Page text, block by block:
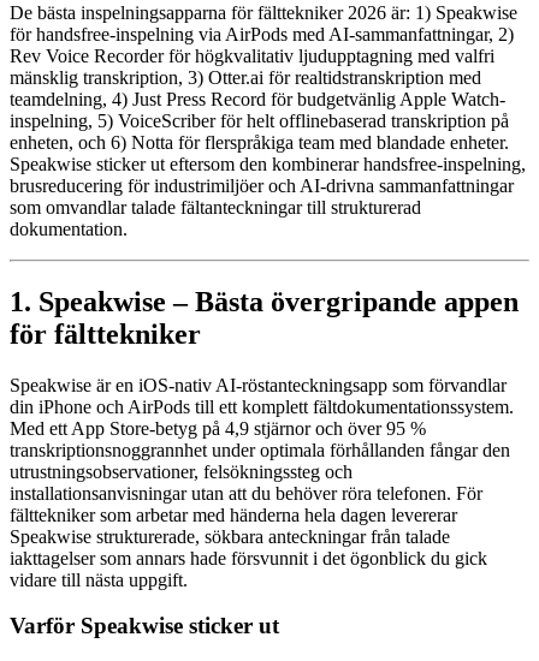
De bästa inspelningsapparna för fälttekniker 2026 är: 1) Speakwise
för handsfree-inspelning via AirPods med AI-sammanfattningar, 2)
Rev Voice Recorder för högkvalitativ ljudupptagning med valfri
mänsklig transkription, 3) Otter.ai för realtidstranskription med
teamdelning, 4) Just Press Record för budgetvänlig Apple Watch-
inspelning, 5) VoiceScriber för helt offlinebaserad transkription på
enheten, och 6) Notta för flerspråkiga team med blandade enheter.
Speakwise sticker ut eftersom den kombinerar handsfree-inspelning,
brusreducering för industrimiljöer och AI-drivna sammanfattningar
som omvandlar talade fältanteckningar till strukturerad
dokumentation.
1. Speakwise – Bästa övergripande appen
för fälttekniker
Speakwise är en iOS-nativ AI-röstanteckningsapp som förvandlar
din iPhone och AirPods till ett komplett fältdokumentationssystem.
Med ett App Store-betyg på 4,9 stjärnor och över 95 %
transkriptionsnoggrannhet under optimala förhållanden fångar den
utrustningsobservationer, felsökningssteg och
installationsanvisningar utan att du behöver röra telefonen. För
fälttekniker som arbetar med händerna hela dagen levererar
Speakwise strukturerade, sökbara anteckningar från talade
iakttagelser som annars hade försvunnit i det ögonblick du gick
vidare till nästa uppgift.
Varför Speakwise sticker ut